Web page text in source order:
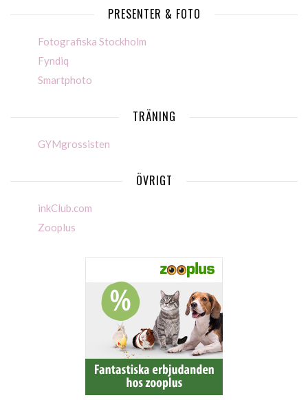
PRESENTER & FOTO
Fotografiska Stockholm
Fyndiq
Smartphoto
TRÄNING
GYMgrossisten
ÖVRIGT
inkClub.com
Zooplus